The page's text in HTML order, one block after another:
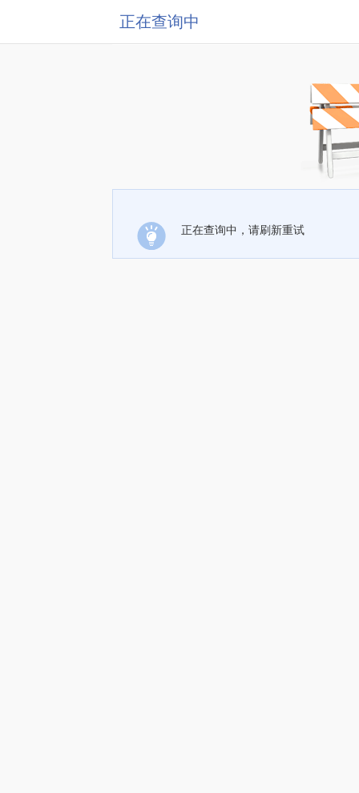
正在查询中
正在查询中，请刷新重试